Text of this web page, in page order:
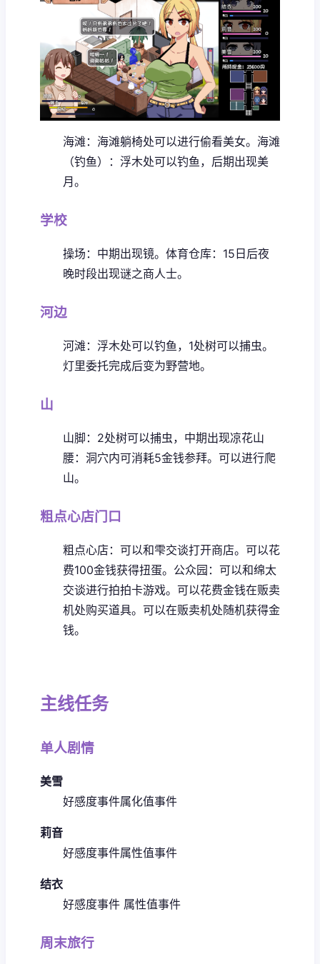
海滩：海滩躺椅处可以进行偷看美女。 海滩
（钓鱼）：浮木处可以钓鱼，后期出现美
月。
学校
操场：中期出现镜。 体育仓库：15日后夜
晚时段出现谜之商人士。
河边
河滩：浮木处可以钓鱼，1处树可以捕虫。
灯里委托完成后变为野营地。
山
山脚：2处树可以捕虫，中期出现凉花山
腰：洞穴内可消耗5金钱参拜。可以进行爬
山。
粗点心店门口
粗点心店：可以和雫交谈打开商店。可以花
费100金钱获得扭蛋。 公众园：可以和绵太
交谈进行拍拍卡游戏。可以花费金钱在贩卖
机处购买道具。可以在贩卖机处随机获得金
钱。
主线任务
单人剧情
美雪
好感度事件属化值事件
莉音
好感度事件属性值事件
结衣
好感度事件 属性值事件
周末旅行